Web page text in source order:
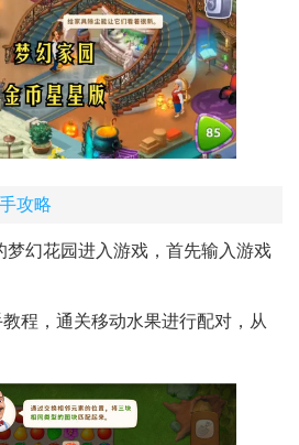
攻略
梦幻花园进入游戏，首先输入游戏
程，通关移动水果进行配对，从